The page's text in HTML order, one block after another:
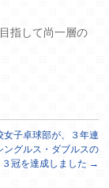
指して尚一層の
女子卓球部が、３年連
ングルス・ダブルスの
３冠を達成しました →